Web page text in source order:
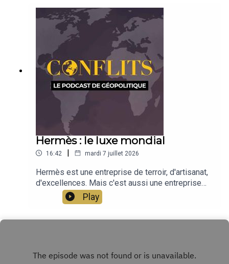
plusieurs cartes de Conflits. Patrick Poncet est
géographe et cartographe. Il est le concepteur
des cartes de Conflits avec Séverine Germain.
Émission présentée par Jean-Baptiste Noé
Hermès : le luxe mondial
16:42 | mardi 7 juillet 2026
Hermès est une entreprise de terroir, d'artisanat,
d'excellences. Mais c'est aussi une entreprise
mondialisée, dont l'essentiel de ses boutiques
est présent en Chine et en Asie.Jean-Baptiste
Play